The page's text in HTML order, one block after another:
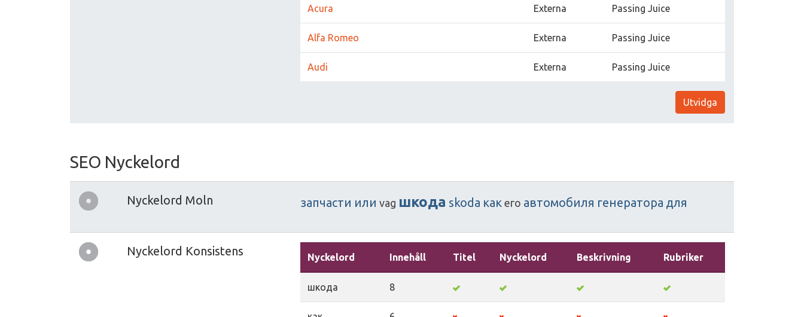
Acura Externa Passing Juice
Alfa Romeo Externa Passing Juice
Audi Externa Passing Juice
Utvidga
SEO Nyckelord
Nyckelord Moln запчасти или vag шкода skoda как его автомобиля генератора для
Nyckelord Konsistens Nyckelord Innehåll Titel Nyckelord Beskrivning Rubriker
шкода 8